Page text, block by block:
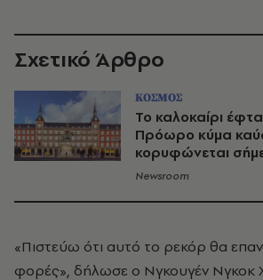
Σχετικό Άρθρο
ΚΟΣΜΟΣ
Το καλοκαίρι
Πρόωρο κύμα
κορυφώνεται
Newsroom
«Πιστεύω ότι αυτό το ρεκόρ θα
φορές», δήλωσε ο Νγκουγέν Νγκοκ